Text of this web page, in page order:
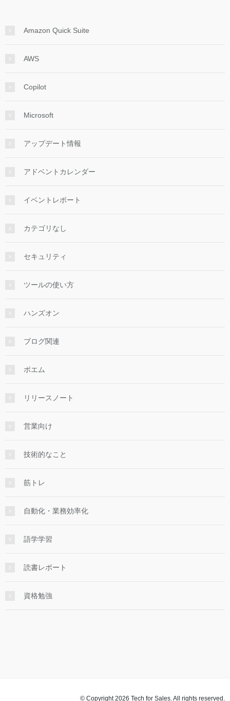
Amazon Quick Suite
AWS
Copilot
Microsoft
アップデート情報
アドベントカレンダー
イベントレポート
カテゴリなし
セキュリティ
ツールの使い方
ハンズオン
ブログ関連
ポエム
リリースノート
営業向け
技術的なこと
筋トレ
自動化・業務効率化
語学学習
読書レポート
資格勉強
© Copyright 2026 Tech for Sales. All rights reserved.